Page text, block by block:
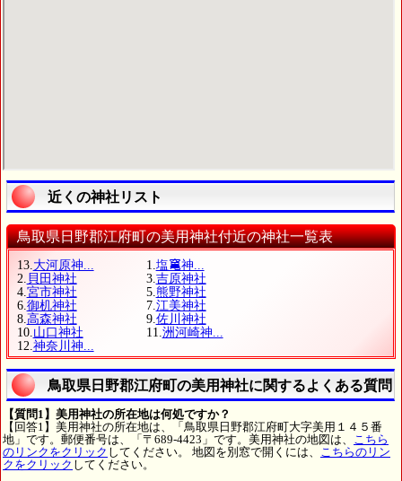
近くの神社リスト
鳥取県日野郡江府町の美用神社付近の神社一覧表
13. 大河原神... 1. 塩𥧄神...
2. 貝田神社 3. 吉原神社
4. 宮市神社 5. 熊野神社
6. 御机神社 7. 江美神社
8. 高森神社 9. 佐川神社
10. 山口神社 11. 洲河崎神...
12. 神奈川神...
鳥取県日野郡江府町の美用神社に関するよくある質問
【質問1】美用神社の所在地は何処ですか？
【回答1】美用神社の所在地は、「鳥取県日野郡江府町大字美用１４５番
地」です。郵便番号は、「〒689-4423」です。美用神社の地図は、
こちら
のリンクをクリック してください。 地図を別窓で開くには、
こちらのリン
クをクリック してください。